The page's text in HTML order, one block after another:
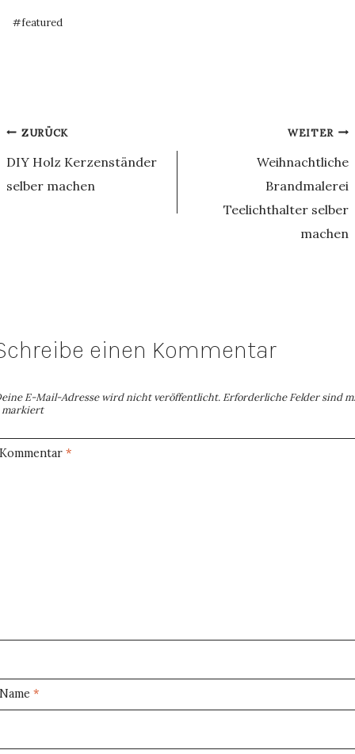
Schlagworte:
#featured
Beitragsnavigation
ZURÜCK
DIY Holz Kerzenständer
selber machen
WEITER
Weihnachtliche
Brandmalerei
Teelichthalter selber
machen
einen Kommentar
E-Mail-Adresse wird nicht veröffentlicht. Erforderliche Felder sind
markiert
Kommentar*
Name*